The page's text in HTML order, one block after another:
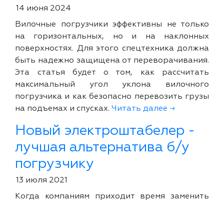
14 июня 2024
Вилочные погрузчики эффективны не только
на горизонтальных, но и на наклонных
поверхностях. Для этого спецтехника должна
быть надежно защищена от переворачивания.
Эта статья будет о том, как рассчитать
максимальный угол уклона вилочного
погрузчика и как безопасно перевозить грузы
на подъемах и спусках. Читать далее →
Новый электроштабелер -
лучшая альтернатива б/у
погрузчику
13 июля 2021
Когда компаниям приходит время заменить